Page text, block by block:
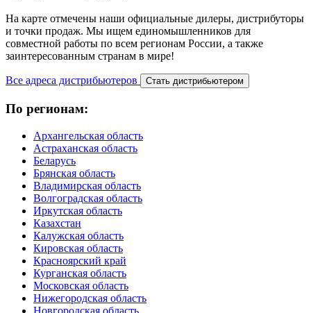
Нa карте отмечены наши официальные дилеры, дистрибуторы
и точки продаж. Мы ищем единомышленников для
совместной работы по всем регионам России, а также
заинтересованным странам в мире!
Все адреса дистрибьютеров Стать дистрибьютером
По регионам:
Архангельская область
Астраханская область
Беларусь
Брянская область
Владимирская область
Волгоградская область
Иркутская область
Казахстан
Калужская область
Кировская область
Красноярский край
Курганская область
Московская область
Нижегородская область
Новгородская область